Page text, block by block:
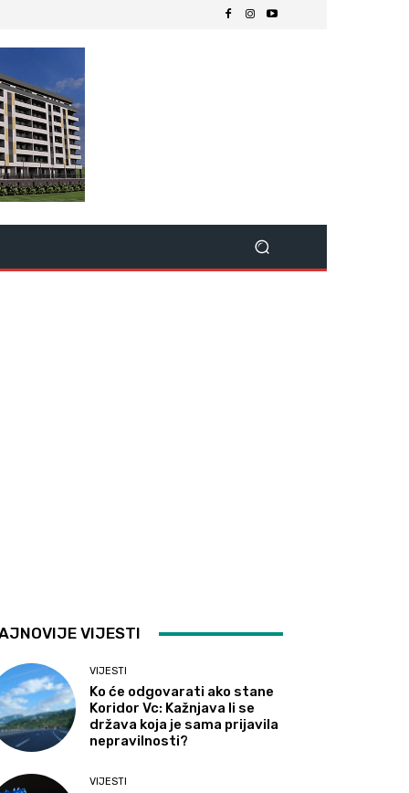
VIJESTI
VIJESTI
Ko će odgovarati ako stane
Koridor Vc: Kažnjava li se
država koja je sama prijavila
nepravilnosti?
VIJESTI